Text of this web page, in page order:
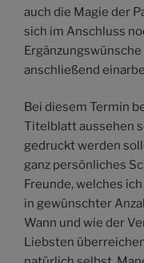
auch die Magie der
sich im Anschluss
anschließend
Bei diesem Termin
Titelblatt aussehen
gedruckt werden
ganz persönliches
Freunde, welches
in gewünschter
Wann und wie der
Liebsten